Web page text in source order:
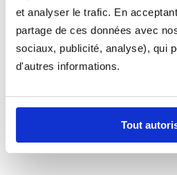
et analyser le trafic. En
partage de ces données avec
sociaux, publicité, analyse), qui
d'autres informations.
Tout